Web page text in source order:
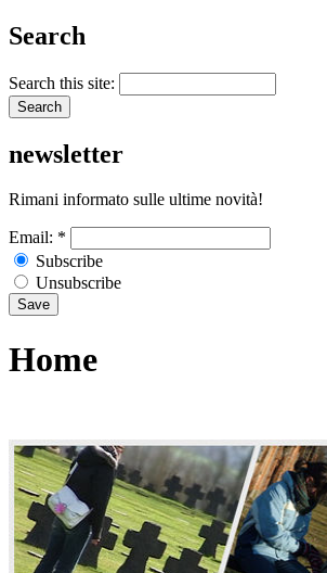
Search
Search this site:
newsletter
Rimani informato sulle ultime novità!
Email: *
Subscribe
Unsubscribe
Home